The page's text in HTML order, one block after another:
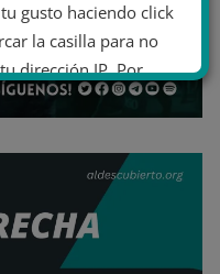
gusto haciendo click
la casilla para no
dirección IP. Por
de cookies.
Aceptar cookies